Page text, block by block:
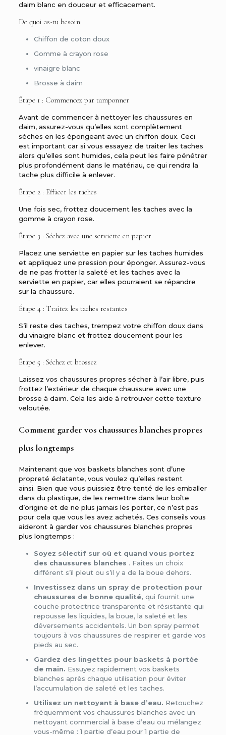
daim blanc en douceur et efficacement.
De quoi as-tu besoin:
Chiffon de coton doux
Gomme à crayon rose
vinaigre blanc
Brosse à daim
Étape 1 : Commencez par tamponner
Avant de commencer à nettoyer les chaussures en
daim, assurez-vous qu’elles sont complètement
sèches en les épongeant avec un chiffon doux. Ceci
est important car si vous essayez de traiter les taches
alors qu’elles sont humides, cela peut les faire pénétrer
plus profondément dans le matériau, ce qui rendra la
tache plus difficile à enlever.
Étape 2 : Effacer les taches
Une fois sec, frottez doucement les taches avec la
gomme à crayon rose.
Étape 3 : Séchez avec une serviette en papier
Placez une serviette en papier sur les taches humides
et appliquez une pression pour éponger. Assurez-vous
de ne pas frotter la saleté et les taches avec la
serviette en papier, car elles pourraient se répandre
sur la chaussure.
Étape 4 : Traitez les taches restantes
S’il reste des taches, trempez votre chiffon doux dans
du vinaigre blanc et frottez doucement pour les
enlever.
Étape 5 : Séchez et brossez
Laissez vos chaussures propres sécher à l’air libre, puis
frottez l’extérieur de chaque chaussure avec une
brosse à daim. Cela les aide à retrouver cette texture
veloutée.
Comment garder vos chaussures blanches propres
plus longtemps
Maintenant que vos baskets blanches sont d’une
propreté éclatante, vous voulez qu’elles restent
ainsi. Bien que vous puissiez être tenté de les emballer
dans du plastique, de les remettre dans leur boîte
d’origine et de ne plus jamais les porter, ce n’est pas
pour cela que vous les avez achetés. Ces conseils vous
aideront à garder vos chaussures blanches propres
plus longtemps :
Soyez sélectif sur où et quand vous portez
des chaussures blanches . Faites un choix
différent s’il pleut ou s’il y a de la boue dehors.
Investissez dans un spray de protection pour
chaussures de bonne qualité, qui fournit une
couche protectrice transparente et résistante qui
repousse les liquides, la boue, la saleté et les
déversements accidentels. Un bon spray permet
toujours à vos chaussures de respirer et garde vos
pieds au sec.
Gardez des lingettes pour baskets à portée
de main. Essuyez rapidement vos baskets
blanches après chaque utilisation pour éviter
l’accumulation de saleté et les taches.
Utilisez un nettoyant à base d’eau. Retouchez
fréquemment vos chaussures blanches avec un
nettoyant commercial à base d’eau ou mélangez
vous-même : 1 partie d’eau pour 1 partie de